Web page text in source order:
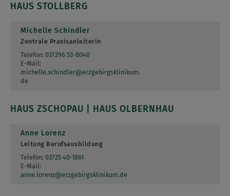
HAUS STOLLBERG
Michelle Schindler
Zentrale Praxisanleiterin
Telefon: 037296 53-8040
E-Mail:
michelle.schindler@erzgebirgsklinikum.
de
HAUS ZSCHOPAU | HAUS OLBERNHAU
Anne Lorenz
Leitung Berufsausbildung
Telefon: 03725 40-1861
E-Mail:
anne.lorenz@erzgebirgsklinikum.de